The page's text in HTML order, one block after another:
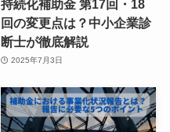
持続化補助金 第17回・18
回の変更点は？中小企業診
断士が徹底解説
2025年7月3日